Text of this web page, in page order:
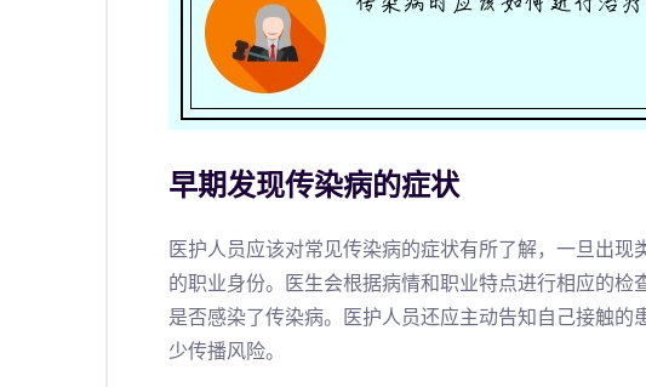
早期发现传染病的症状
医护人员应该对常见传染病的症状有所了解，一旦出
的职业身份。医生会根据病情和职业特点进行相应的
是否感染了传染病。医护人员还应主动告知自己接触
少传播风险。